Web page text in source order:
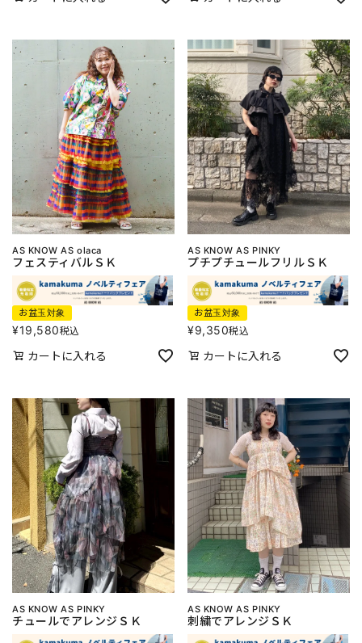
AS KNOW AS olaca
フェスティバルＳＫ
お盆玉対象
¥19,580税込
カートに入れる
AS KNOW AS PINKY
プチプチュールフリルＳＫ
お盆玉対象
¥9,350税込
カートに入れる
AS KNOW AS PINKY
チュールでアレンジＳＫ
AS KNOW AS PINKY
刺繍でアレンジＳＫ